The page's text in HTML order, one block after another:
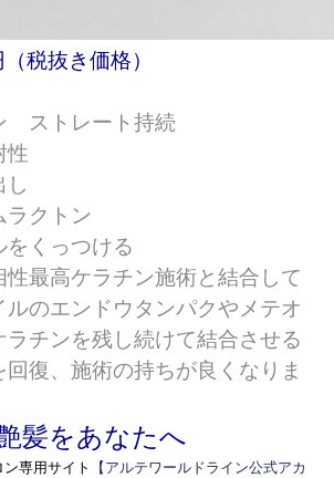
税抜き価格）
ストレート持続
性
ラクトン
をくっつける
性最高ケラチン施術と結合して
ルのエンドウタンパクやメテオ
ラチンを残し続けて結合させる
復、 施術の持ちが良くなりま
髪をあなたへ
専用サイト
【アルテワールドライン公式アカ